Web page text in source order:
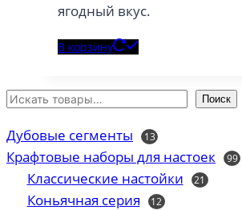
ягодный вкус.
В корзину
Поиск
Дубовые сегменты 1313
Крафтовые наборы для настоек 9999
Классические настойки 2121
Коньячная серия 1212